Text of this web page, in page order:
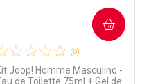
Comprar sem Desconto
Por R$ 22,33/cada
Comprar sem Desconto
Por R$ 22,33/cada
(0)
Joop! Homme Masculino -
de Toilette 75ml + Gel de
COMPRAR